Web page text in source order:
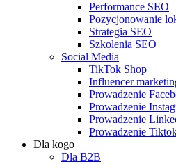
Performance SEO
Pozycjonowanie
Strategia SEO
Szkolenia SEO
Social Media
TikTok Shop
Influencer
Prowadzenie
Prowadzenie
Prowadzenie
Prowadzenie
Dla kogo
Dla B2B